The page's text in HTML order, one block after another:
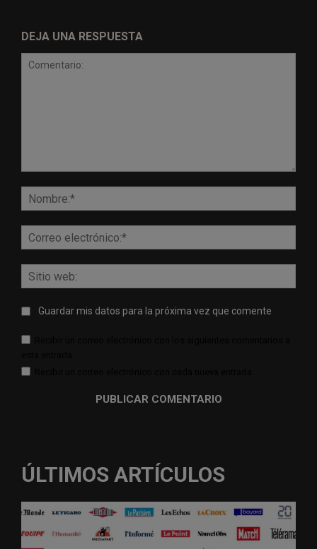
DEJA UNA RESPUESTA
web:
Guardar mis datos para la próxima vez que comente
ÚLTIMOS ARTÍCULOS